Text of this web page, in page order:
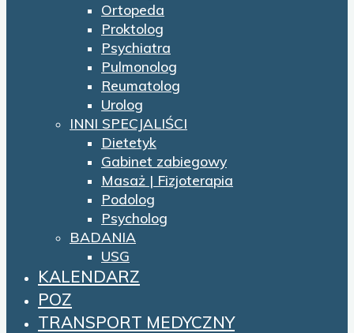
Ortopeda
Proktolog
Psychiatra
Pulmonolog
Reumatolog
Urolog
INNI SPECJALIŚCI
Dietetyk
Gabinet zabiegowy
Masaż | Fizjoterapia
Podolog
Psycholog
BADANIA
USG
KALENDARZ
POZ
TRANSPORT MEDYCZNY